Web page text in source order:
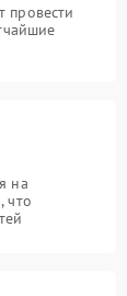
провести
на
что